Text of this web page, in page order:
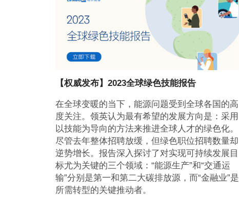
【权威发布】2023全球绿色技能报告
在全球变暖的当下，能源问题受到全球各国的高
度关注。领英认为最有希望的发展方向是：采用
以技能为导向的方法来推进全球人才的绿色化。
尽管去年整体招聘放缓，但绿色职位招聘数量却
逆势增长。报告深入探讨了对实现可持续发展目
标尤为关键的三个领域：“能源生产”和“交通运
输”分别是第一和第二大碳排放源，而“金融业”是
所需转型的关键推动者。